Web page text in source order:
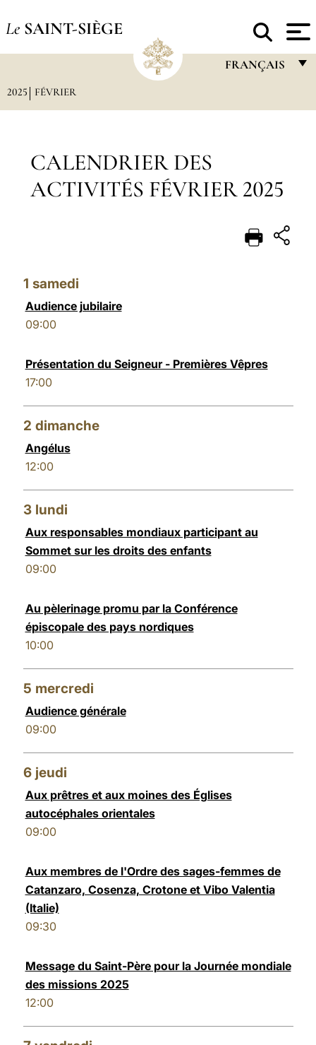
Le SAINT-SIÈGE
FRANÇAIS
DEUTSCH
2025 FÉVRIER
CALENDRIER DES
ACTIVITÉS FÉVRIER 2025
1 samedi
Audience jubilaire
09:00
Présentation du Seigneur - Premières Vêpres
17:00
2 dimanche
Angélus
12:00
3 lundi
Aux responsables mondiaux participant au
Sommet sur les droits des enfants
09:00
Au pèlerinage promu par la Conférence
épiscopale des pays nordiques
10:00
5 mercredi
Audience générale
09:00
6 jeudi
Aux prêtres et aux moines des Églises
autocéphales orientales
09:00
Aux membres de l'Ordre des sages-femmes de
Catanzaro, Cosenza, Crotone et Vibo Valentia
(Italie)
09:30
Message du Saint-Père pour la Journée mondiale
des missions 2025
12:00